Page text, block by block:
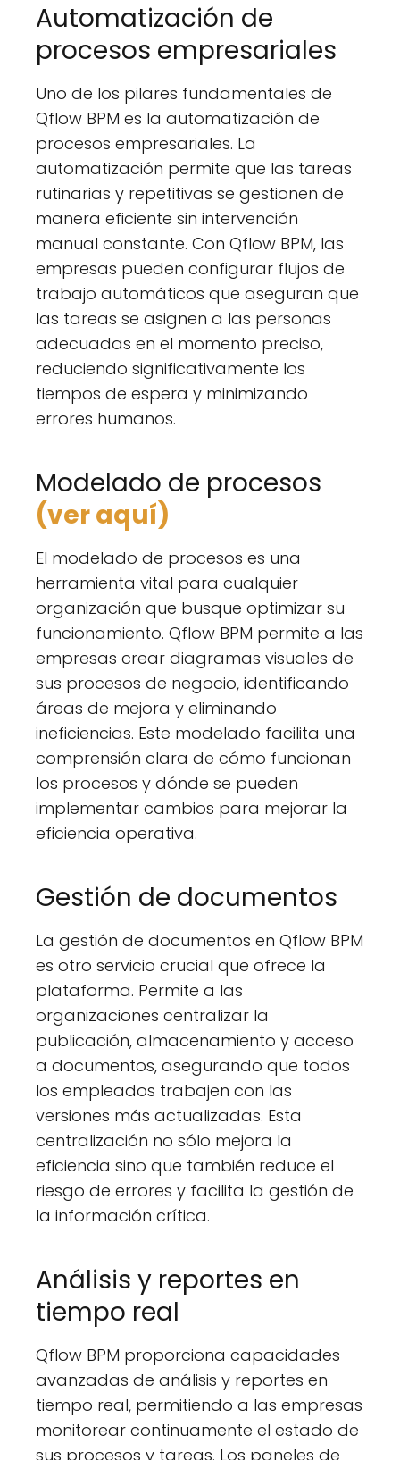
Automatización de
procesos empresariales
Uno de los pilares fundamentales de
Qflow BPM es la automatización de
procesos empresariales. La
automatización permite que las tareas
rutinarias y repetitivas se gestionen de
manera eficiente sin intervención
manual constante. Con Qflow BPM, las
empresas pueden configurar flujos de
trabajo automáticos que aseguran que
las tareas se asignen a las personas
adecuadas en el momento preciso,
reduciendo significativamente los
tiempos de espera y minimizando
errores humanos.
Modelado de procesos
(ver aquí)
El modelado de procesos es una
herramienta vital para cualquier
organización que busque optimizar su
funcionamiento. Qflow BPM permite a las
empresas crear diagramas visuales de
sus procesos de negocio, identificando
áreas de mejora y eliminando
ineficiencias. Este modelado facilita una
comprensión clara de cómo funcionan
los procesos y dónde se pueden
implementar cambios para mejorar la
eficiencia operativa​.
Gestión de documentos
La gestión de documentos en Qflow BPM
es otro servicio crucial que ofrece la
plataforma. Permite a las
organizaciones centralizar la
publicación, almacenamiento y acceso
a documentos, asegurando que todos
los empleados trabajen con las
versiones más actualizadas. Esta
centralización no sólo mejora la
eficiencia sino que también reduce el
riesgo de errores y facilita la gestión de
la información crítica.
Análisis y reportes en
tiempo real
Qflow BPM proporciona capacidades
avanzadas de análisis y reportes en
tiempo real, permitiendo a las empresas
monitorear continuamente el estado de
sus procesos y tareas. Los paneles de